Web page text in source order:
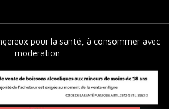
pour la santé, à consommer avec
modération